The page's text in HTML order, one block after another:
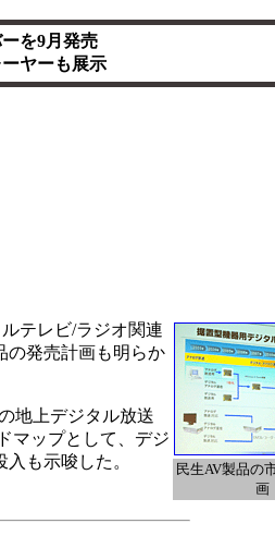
を9月発売
ヤーも展示
民生AV製品の
画
テレビ/ラジオ関連
の発売計画も明らか
地上デジタル放送
マップとして、デジ
も示唆した。